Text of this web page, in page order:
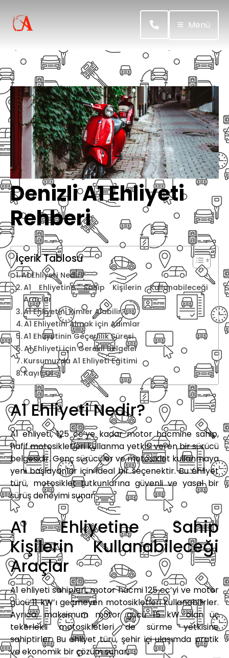
Menü
Denizli A1 Ehliyeti
Rehberi
İçerik Tablosu
A1 Ehliyeti Nedir?
A1 Ehliyetine Sahip Kişilerin Kullanabileceği
Araçlar
A1 Ehliyetini Kimler Alabilir?
A1 Ehliyetini Almak için Adımlar
A1 Ehliyetinin Geçerlilik Süresi
A1 Ehliyeti için Gerekli Belgeler
Kursumuzda A1 Ehliyeti Eğitimi
Kayıt Ol
A1 Ehliyeti Nedir?
A1 ehliyeti, 125 cc’ye kadar motor hacmine sahip,
hafif motosikletleri kullanma yetkisi veren bir sürücü
belgesidir. Genç sürücüler ve motosiklet kullanmaya
yeni başlayanlar için ideal bir seçenektir. Bu ehliyet
türü, motosiklet tutkunlarına güvenli ve yasal bir
sürüş deneyimi sunar.
A1 Ehliyetine Sahip
Kişilerin Kullanabileceği
Araçlar
A1 ehliyeti sahipleri, motor hacmi 125 cc’yi ve motor
gücü 11 kW’ı geçmeyen motosikletleri kullanabilirler.
Ayrıca, maksimum motor gücü 15 kW olan üç
tekerlekli motosikletleri de sürme yetkisine
sahiptirler. Bu ehliyet türü, şehir içi ulaşımda pratik
ve ekonomik bir çözüm sunar.